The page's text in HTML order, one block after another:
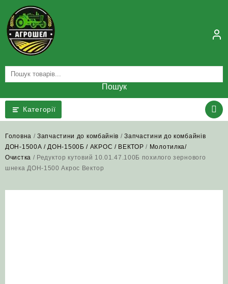
content
Пошук
Категорії
Головна /Запчастини до комбайнів /Запчастини до комбайнів
ДОН-1500А / ДОН-1500Б / АКРОС / ВЕКТОР / Молотилка/
Очистка / Редуктор кутовий 10.01.47.100Б похилого зернового
шнека ДОН-1500 Акрос Вектор